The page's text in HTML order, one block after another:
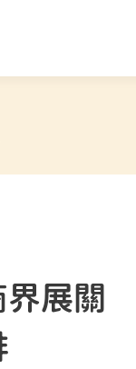
展關